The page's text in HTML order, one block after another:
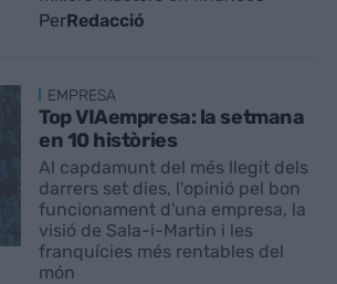
PerRedacció
EMPRESA
Top VIAempresa: la setmana
en 10 històries
Al capdamunt del més llegit dels
darrers set dies, l'opinió pel bon
funcionament d'una empresa, la
visió de Sala-i-Martin i les
franquícies més rentables del
món